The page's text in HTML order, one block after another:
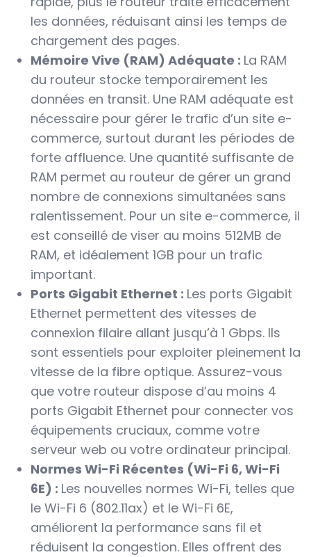
les données, réduisant ainsi les temps de
chargement des pages.
Mémoire Vive (RAM) Adéquate : La RAM
du routeur stocke temporairement les
données en transit. Une RAM adéquate est
nécessaire pour gérer le trafic d’un site e-
commerce, surtout durant les périodes de
forte affluence. Une quantité suffisante de
RAM permet au routeur de gérer un grand
nombre de connexions simultanées sans
ralentissement. Pour un site e-commerce, il
est conseillé de viser au moins 512MB de
RAM, et idéalement 1GB pour un trafic
important.
Ports Gigabit Ethernet : Les ports Gigabit
Ethernet permettent des vitesses de
connexion filaire allant jusqu’à 1 Gbps. Ils
sont essentiels pour exploiter pleinement la
vitesse de la fibre optique. Assurez-vous
que votre routeur dispose d’au moins 4
ports Gigabit Ethernet pour connecter vos
équipements cruciaux, comme votre
serveur web ou votre ordinateur principal.
Normes Wi-Fi Récentes (Wi-Fi 6, Wi-Fi
6E) : Les nouvelles normes Wi-Fi, telles que
le Wi-Fi 6 (802.11ax) et le Wi-Fi 6E,
améliorent la performance sans fil et
réduisent la congestion. Elles offrent des